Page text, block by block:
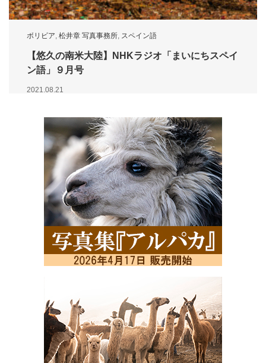
ボリビア, 松井章 写真事務所, スペイン語
【悠久の南米大陸】NHKラジオ「まいにちスペイ
ン語」９月号
2021.08.21